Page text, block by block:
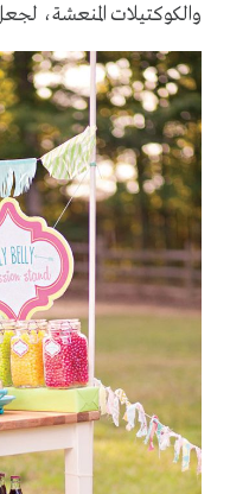
والكوكتيلات المنعشة،